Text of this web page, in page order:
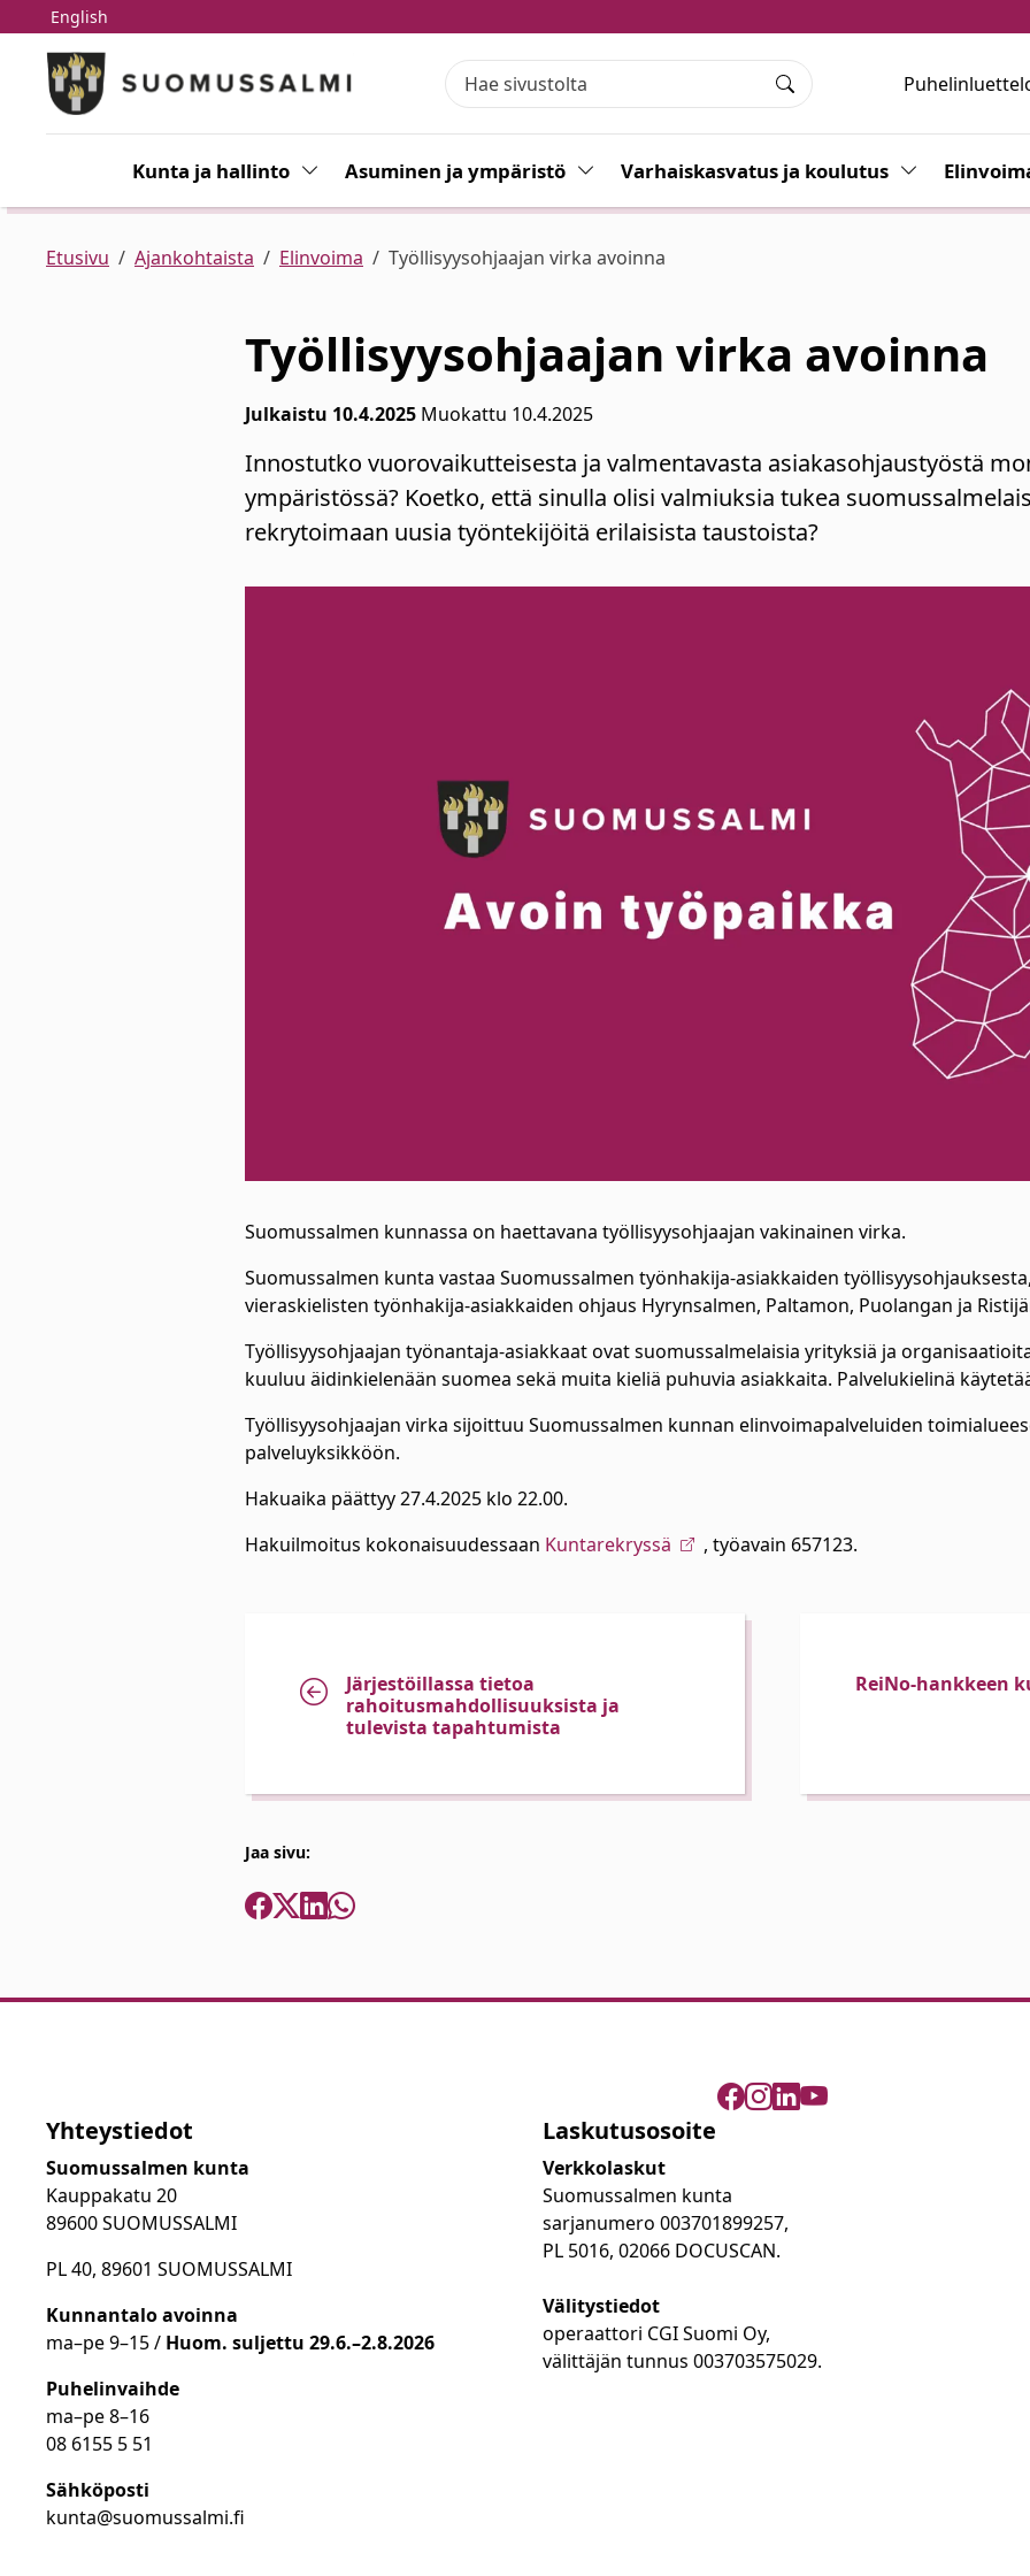
Siirry pääsisältöön
Siirry päävalikkoon
English
Haku
Kunta ja hallinto Vaihda alasvetovalikkoa
Asuminen ja ympäristö Vaihda alasvetovalikkoa
Varhaiskasvatus ja koulutus Vaihda
Etusivu Ajankohtaista Elinvoima Työllisyysohjaajan virka avoinna
Työllisyysohjaajan virka avoinna
Julkaistu 10.4.2025 Muokattu 10.4.2025
Innostutko vuorovaikutteisesta ja valmentavasta asiakasohjaustyöstä
ympäristössä? Koetko, että sinulla olisi valmiuksia tukea
rekrytoimaan uusia työntekijöitä erilaisista taustoista?
Suomussalmen kunnassa on haettavana työllisyysohjaajan vakinainen virka.
Suomussalmen kunta vastaa Suomussalmen työnhakija-asiakkaiden
vieraskielisten työnhakija-asiakkaiden ohjaus Hyrynsalmen, Paltamon, Puolangan ja
Työllisyysohjaajan työnantaja-asiakkaat ovat suomussalmelaisia yrityksiä ja
kuuluu äidinkielenään suomea sekä muita kieliä puhuvia asiakkaita. Palvelukielinä
Työllisyysohjaajan virka sijoittuu Suomussalmen kunnan elinvoimapalveluiden
palveluyksikköön.
Hakuaika päättyy 27.4.2025 klo 22.00.
Hakuilmoitus kokonaisuudessaan Kuntarekryssä , työavain 657123.
Järjestöillassa tietoa
rahoitusmahdollisuuksista ja
tulevista tapahtumista
ReiNo-hankkeen
Jaa sivu:
Yhteystiedot
Suomussalmen kunta
Kauppakatu 20
89600 SUOMUSSALMI
PL 40, 89601 SUOMUSSALMI
Kunnantalo avoinna
ma–pe 9–15 / Huom. suljettu 29.6.–2.8.2026
Puhelinvaihde
ma–pe 8–16
08 6155 5 51
Sähköposti
kunta@suomussalmi.fi
Laskutusosoite
Verkkolaskut
Suomussalmen kunta
sarjanumero 003701899257,
PL 5016, 02066 DOCUSCAN.
Välitystiedot
operaattori CGI Suomi Oy,
välittäjän tunnus 003703575029.